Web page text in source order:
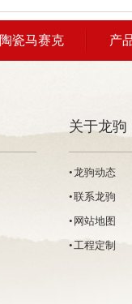
陶瓷马赛克 产
关于龙驹
• 龙驹动态
• 联系龙驹
• 网站地图
• 工程定制